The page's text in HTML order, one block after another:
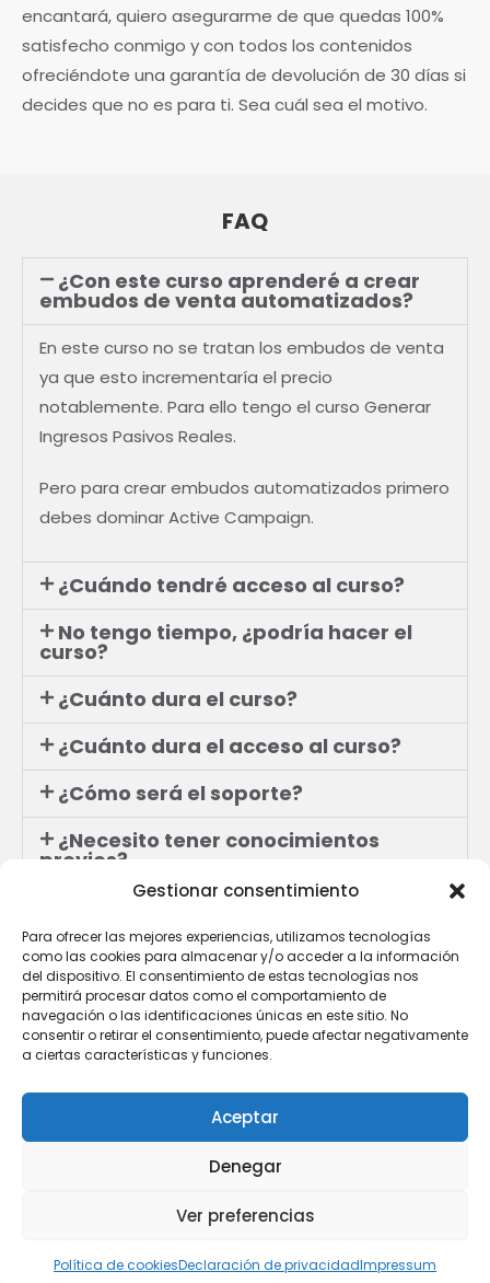
Gestionar consentimiento
Para ofrecer las mejores experiencias, utilizamos tecnologías
como las cookies para almacenar y/o acceder a la información
del dispositivo. El consentimiento de estas tecnologías nos
permitirá procesar datos como el comportamiento de
navegación o las identificaciones únicas en este sitio. No
consentir o retirar el consentimiento, puede afectar negativamente
a ciertas características y funciones.
Aceptar
Denegar
Ver preferencias
Política de cookiesDeclaración de privacidadImpressum
encantará, quiero asegurarme de que quedas 100%
satisfecho conmigo y con todos los contenidos
ofreciéndote una garantía de devolución de 30 días si
decides que no es para ti. Sea cuál sea el motivo.
FAQ
¿Con este curso aprenderé a crear
embudos de venta automatizados?
En este curso no se tratan los embudos de venta
ya que esto incrementaría el precio
notablemente. Para ello tengo el curso Generar
Ingresos Pasivos Reales.
Pero para crear embudos automatizados primero
debes dominar Active Campaign.
¿Cuándo tendré acceso al curso?
No tengo tiempo, ¿podría hacer el
curso?
¿Cuánto dura el curso?
¿Cuánto dura el acceso al curso?
¿Cómo será el soporte?
¿Necesito tener conocimientos
previos?
¿Preparado para mejorar tu vida y la
de tus lectores?
ME UNO AHORA MISMO
Copyright © 2018 Vivir de tu pasión.
P. Privacidad P. Cookies
Diseño web porwww.pabloandre.com